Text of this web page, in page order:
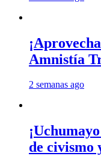
Amnistía
2 semanas ago
de civismo